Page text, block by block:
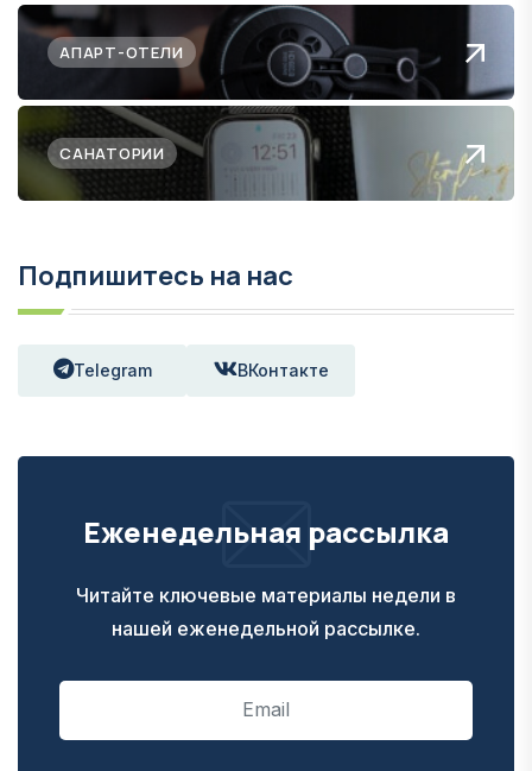
АПАРТ-ОТЕЛИ
САНАТОРИИ
Подпишитесь на нас
Telegram ВКонтакте
Еженедельная рассылка
Читайте ключевые материалы недели в
нашей еженедельной рассылке.